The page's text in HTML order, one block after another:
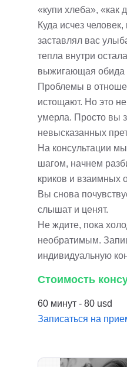
«купи хлеба», «как
Куда исчез
заставлял вас
тепла внутри
выжигающая обида
Проблемы в
истощают. Но это
умерла. Просто вы
невысказанных
На консультации
шагом, начнем
криков и взаимных
Вы снова
слышат и ценят.
Не ждите, пока
необратимым.
индивидуальную
Стоимость
60 минут - 80 usd
Записаться на